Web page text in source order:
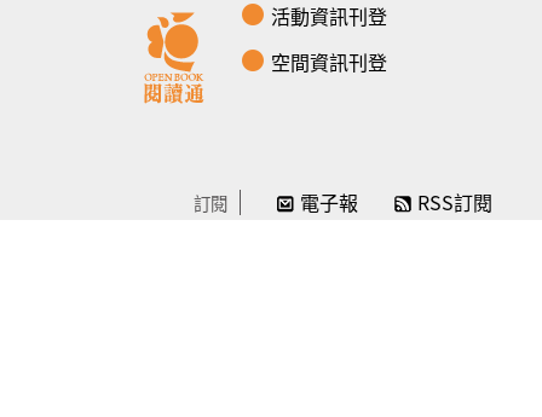
活動資訊刊登
空間資訊刊登
訂閱 電子報 RSS訂閱